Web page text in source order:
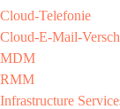
Cloud-Telefonie​
Cloud-E-Mail-
MDM​
RMM​
Infrastructure